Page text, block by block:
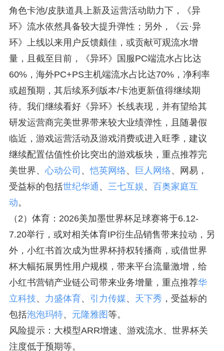
角色卡池/皮肤道具上新及运营活动助力下，《异
环》流水依然具备较大提升弹性；另外，《云·异
环》上线以来用户反馈颇佳，或贡献可观流水增
量，且截至目前，《异环》国服PC端流水占比达
60%，海外PC+PS主机端流水占比达70%，净利率
或超预期，其后续系列版本/卡池更新值得继续期
待。我们继续看好《异环》长线表现，并有望给其
研发运营商完美世界带来较大业绩弹性，且随暑假
临近，游戏运营活动及游戏消费或进入旺季，建议
继续配置估值性价比突出的游戏板块，重点推荐完
美世界、心动公司 、恺英网络、 巨人网络、网易，
受益标的包括世纪华通 、 三七互娱、 百奥家庭互
动。
（2）体育：2026美加墨世界杯足球赛将于6.12-
7.20举行，或对相关体育IP衍生品销售带来拉动，另
外，小红书首次成为世界杯持权转播商，或借世界
杯大幅拓展男性用户规模，带来平台流量激增，给
小红书营销产业链公司带来业务增量，重点推荐华
立科技、 力盛体育、 引力传媒、 天下秀 ，受益标的
包括泡泡玛特、 元隆雅图 等。
风险提示：大模型ARR增速、游戏流水、世界杯关
注度低于预期等。